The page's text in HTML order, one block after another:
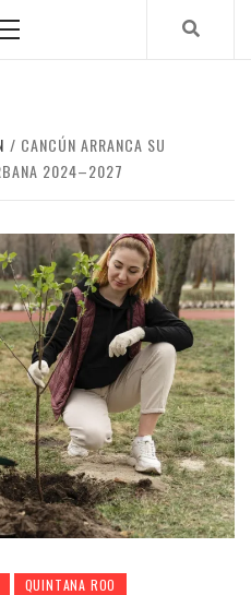
Menu
CANCÚN ARRANCA SU
2024–2027
QUINTANA ROO